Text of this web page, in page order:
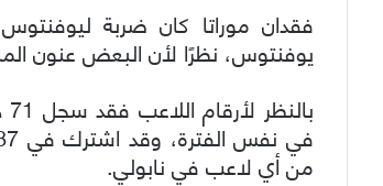
فقدان موراتا كان ضربة
يوفنتوس، نظرًا لأن البعض عنون
من أي لاعب في نابولي.